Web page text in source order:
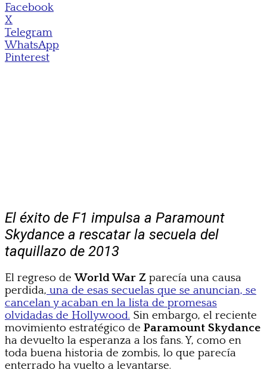
Facebook
X
Telegram
WhatsApp
Pinterest
El éxito de F1 impulsa a Paramount
Skydance a rescatar la secuela del
taquillazo de 2013
El regreso deWorld War Z parecía una causa
perdida, una de esas secuelas que se anuncian, se
cancelan y acaban en la lista de promesas
olvidadas de Hollywood. Sin embargo, el reciente
movimiento estratégico de Paramount Skydance
ha devuelto la esperanza a los fans. Y, como en
toda buena historia de zombis, lo que parecía
enterrado ha vuelto a levantarse.